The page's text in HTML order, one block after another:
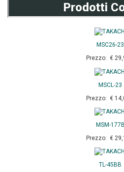
Prodotti
MSC26-23
Prezzo: €
MSCL-23
Prezzo: €
MSM-177B
Prezzo: €
TL-45BB